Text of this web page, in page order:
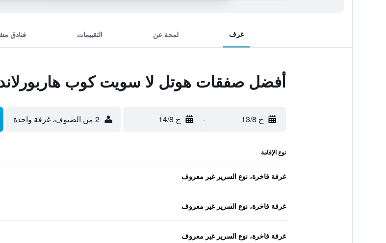
غرف لمحة عن التقييمات فنادق
أفضل صفقات هوتل لا سويت كوب
خ 13/8 - ج 14/8 2 من الضيوف، غرفة واحدة
نوع الإقامة
غرفة فاخرة، نوع السرير غير معروف
غرفة فاخرة، نوع السرير غير معروف
غرفة فاخرة، نوع السرير غير معروف